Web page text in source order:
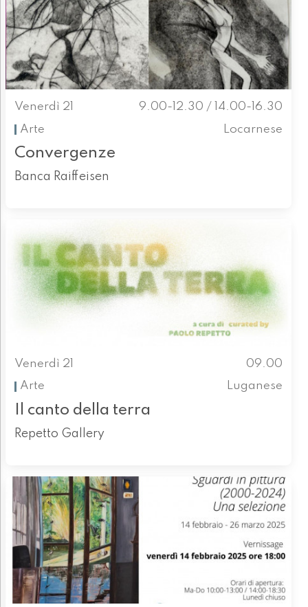
Venerdì 21
9.00-12.30 / 14.00-16.30
Arte
Locarnese
Convergenze
Banca Raiffeisen
Venerdì 21
09.00
Arte
Luganese
Il canto della terra
Repetto Gallery